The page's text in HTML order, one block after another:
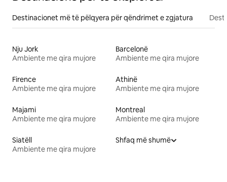
Destinacionet më të pëlqyera për qëndrimet e zgjatura
Nju Jork
Ambiente me qira mujore
Barcelonë
Ambiente me qira mujore
Firence
Ambiente me qira mujore
Athinë
Ambiente me qira mujore
Majami
Ambiente me qira mujore
Montreal
Ambiente me qira mujore
Siatëll
Ambiente me qira mujore
Shfaq më shumë